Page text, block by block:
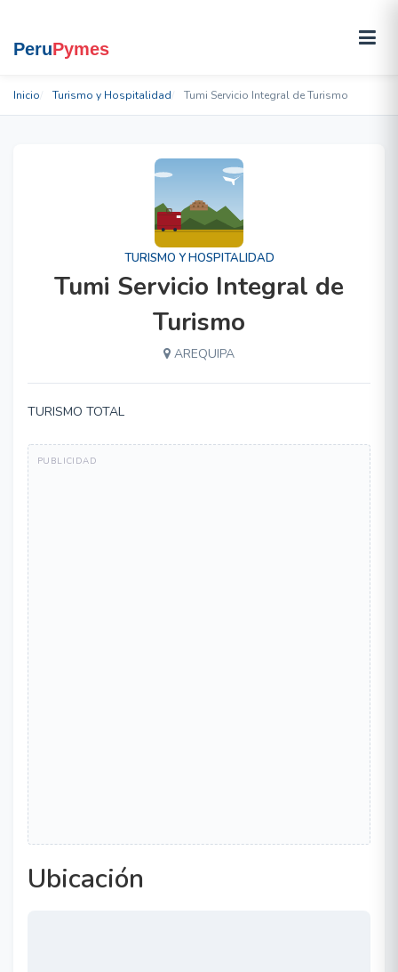
Inicio Turismo y Hospitalidad Tumi Servicio Integral de Turismo
TURISMO Y HOSPITALIDAD
Tumi Servicio Integral de
Turismo
AREQUIPA
TURISMO TOTAL
Ubicación